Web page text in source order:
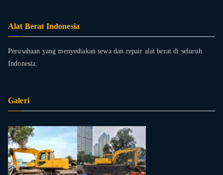
Alat Berat Indonesia
Perusahaan yang menyediakan sewa dan repair alat berat di seluruh
Indonesia.
Galeri